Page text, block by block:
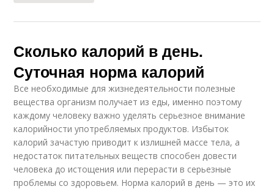
Сколько калорий в день.
Суточная норма калорий
Все необходимые для жизнедеятельности полезные
вещества организм получает из еды, именно поэтому
каждому человеку важно уделять серьезное внимание
калорийности употребляемых продуктов. Избыток
калорий зачастую приводит к излишней массе тела, а
недостаток питательных веществ способен довести
человека до истощения или перерасти в серьезные
проблемы со здоровьем. Норма калорий в день — это их